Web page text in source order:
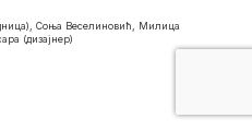
Соња Веселиновић, Милица
(дизајнер)